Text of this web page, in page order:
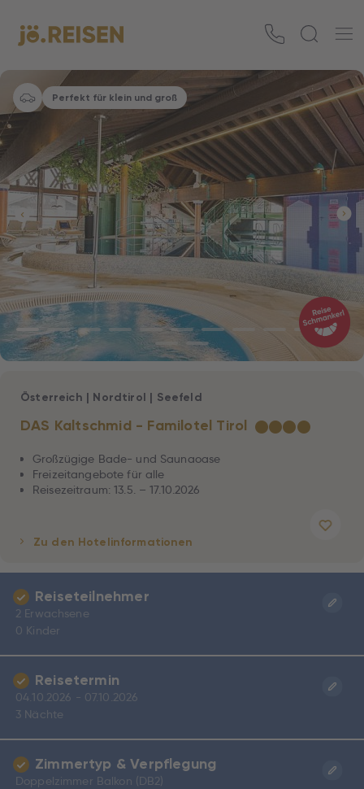
Perfekt für klein und groß
DAS Kaltschmid - Familotel Tirol ★★★★
Österreich | Nordtirol | Seefeld
Großzügige Bade- und Saunaoase
Freizeitangebote für alle
Reisezeitraum: 13.5. – 17.10.2026
Zu den Hotelinformationen
Reiseteilnehmer
2 Erwachsene
0 Kinder
Reisetermin
04.10.2026 - 07.10.2026
3 Nächte
Zimmertyp & Verpflegung
Doppelzimmer Balkon (DB2)